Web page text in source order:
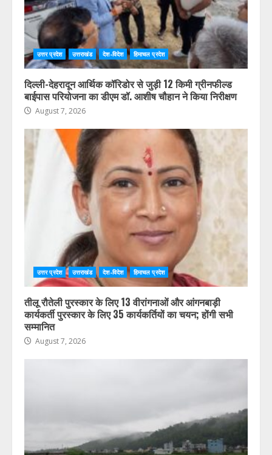
उत्तर प्रदेश उत्तराखंड देश-विदेश हिमाचल प्रदेश
दिल्ली-देहरादून आर्थिक कॉरिडोर से जुड़ी 12 किमी ग्रीनफील्ड
बाईपास परियोजना का डीएम डॉ. आशीष चौहान ने किया निरीक्षण
August 7, 2026
उत्तर प्रदेश उत्तराखंड देश-विदेश हिमाचल प्रदेश
तीलू रौतेली पुरस्कार के लिए 13 वीरांगनाओं और आंगनबाड़ी
कार्यकर्ती पुरस्कार के लिए 35 कार्यकर्तियों का चयन; होंगी सभी
सम्मानित
August 7, 2026